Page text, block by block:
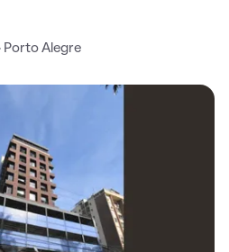
Porto Alegre